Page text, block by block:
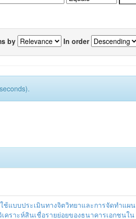
by In order
แบบประเมินทางจิตวิทยาและการจัดทำแผน
ราะห์สินเชื่อรายย่อยของธนาคารเอกชนใน